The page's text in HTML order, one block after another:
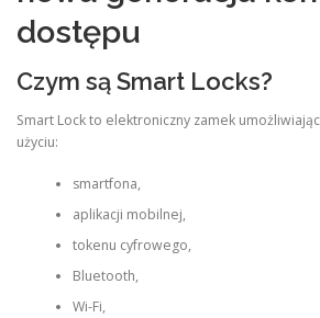
dostępu
Czym są Smart Locks?
Smart Lock to elektroniczny zamek
użyciu:
smartfona,
aplikacji mobilnej,
tokenu cyfrowego,
Bluetooth,
Wi-Fi,